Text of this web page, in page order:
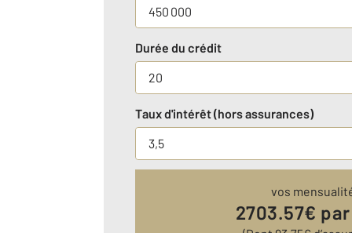
Durée du crédit
Taux d'intérêt (hors assurances)
vos
2703.57€